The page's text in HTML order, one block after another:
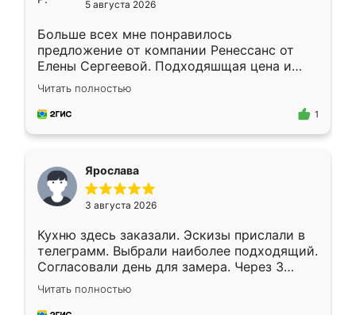
5 августа 2026
Больше всех мне понравилось
предложение от компании Ренессанс от
Елены Сергеевой. Подходяшщая цена и
короткие сроки изготовления. Приехавший
для замера сотрудник Владислав
предложил по моему эскизу самый
Читать полностью
1
Ярослава
3 августа 2026
Кухню здесь заказали. Эскизы прислали в
телеграмм. Выбрали наиболее подходящий.
Согласовали день для замера. Через 3
недели кухня была уже готова. Остались
довольны работой. Спасибо Ренессанс
Читать полностью